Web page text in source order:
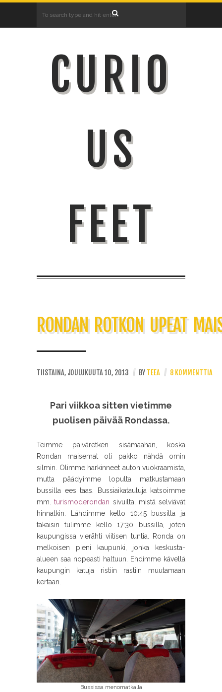
CURIO
US
FEET
RONDAN ROTKON UPEAT
TIISTAINA, JOULUKUUTA 10, 2013 // BY TEEA // 8 KOMMENTTIA
Pari viikkoa sitten vietimme
puolisen päivää Rondassa.
Teimme päiväretken sisämaahan, koska
Rondan maisemat oli pakko nähdä omin
silmin. Olimme harkinneet auton vuokraamista,
mutta päädyimme lopulta matkustamaan
bussilla ees taas. Bussiaikatauluja katsoimme
mm.turismoderondan sivuilta, mistä selviävät
hinnatkin. Lähdimme kello 10:45 bussilla ja
takaisin tulimme kello 17:30 bussilla, joten
kaupungissa vierähti viitisen tuntia. Ronda on
melkoisen pieni kaupunki, jonka keskusta-
alueen saa nopeasti haltuun. Ehdimme kävellä
kaupungin katuja ristiin rastiin muutamaan
kertaan.
Bussissa menomatkalla